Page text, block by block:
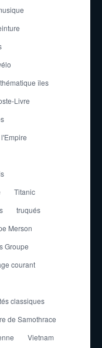
thématique îles
Livre
Titanic
truqués
Merson
Groupe
courant
classiques
de Samothrace
Vietnam